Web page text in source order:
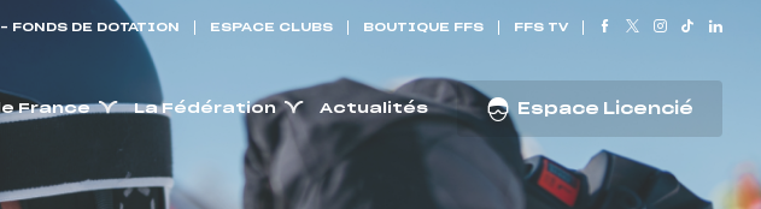
FONDS DE DOTATION ESPACE CLUBS BOUTIQUE FFS FFS TV
France La Fédération Actualités Espace Licencié